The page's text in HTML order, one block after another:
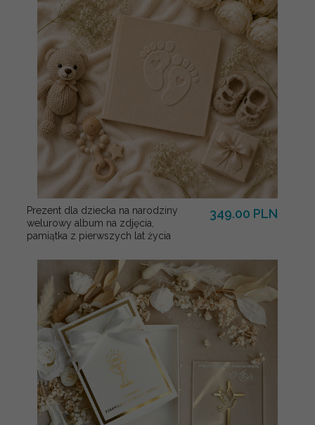
Prezent dla dziecka na narodziny
welurowy album na zdjęcia,
pamiątka z pierwszych lat życia
349.00 PLN